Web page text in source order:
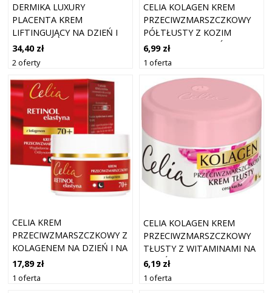
DERMIKA LUXURY
PLACENTA KREM
LIFTINGUJĄCY NA DZIEŃ I
NA NOC 50+ 50 ML
34,40 zł
2 oferty
CELIA KOLAGEN KREM
PRZECIWZMARSZCZKOWY
PÓŁTŁUSTY Z KOZIM
MLEKIEM NA DZIEŃ I NA
NOC 50 ML
6,99 zł
1 oferta
CELIA KREM
PRZECIWZMARSZCZKOWY Z
KOLAGENEM NA DZIEŃ I NA
NOC 70+ 50 ML
17,89 zł
1 oferta
CELIA KOLAGEN KREM
PRZECIWZMARSZCZKOWY
TŁUSTY Z WITAMINAMI NA
DZIEŃ I NA NOC 50 ML
6,19 zł
1 oferta